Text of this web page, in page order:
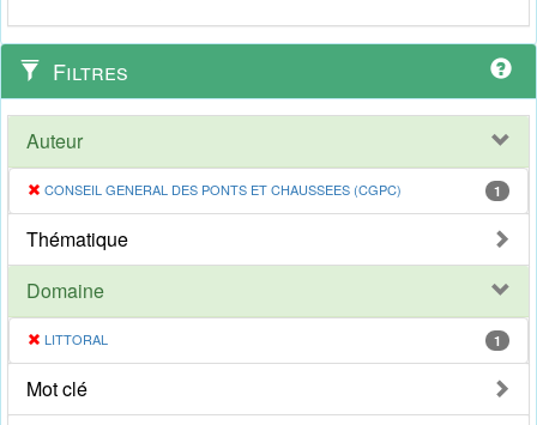
Filtres
Auteur
CONSEIL GENERAL DES PONTS ET CHAUSSEES (CGPC) 1
Thématique
Domaine
LITTORAL 1
Mot clé